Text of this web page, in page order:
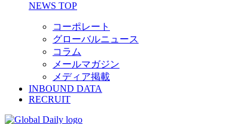
NEWS TOP
コーポレート
グローバルニュース
コラム
メールマガジン
メディア掲載
INBOUND DATA
RECRUIT